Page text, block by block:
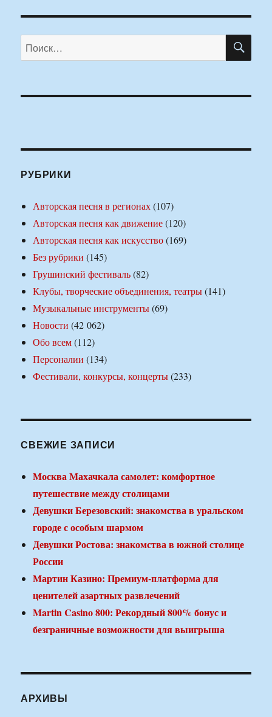
Искать:
РУБРИКИ
Авторская песня в регионах(107)
Авторская песня как движение(120)
Авторская песня как искусство(169)
Без рубрики (145)
Грушинский фестиваль(82)
Клубы, творческие объединения, театры(141)
Музыкальные инструменты(69)
Новости (42 062)
Обо всем(112)
Персоналии (134)
Фестивали, конкурсы, концерты(233)
СВЕЖИЕ ЗАПИСИ
Москва Махачкала самолет: комфортное
путешествие между столицами
Девушки Березовский: знакомства в уральском
городе с особым шармом
Девушки Ростова: знакомства в южной столице
России
Мартин Казино: Премиум-платформа для
ценителей азартных развлечений
Martin Casino 800: Рекордный 800% бонус и
безграничные возможности для выигрыша
АРХИВЫ